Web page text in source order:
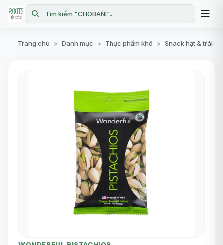
Tìm kiếm "CHOBANI"...
Trang chủ > Danh mục > Thực phẩm khô > Snack hạt & trái